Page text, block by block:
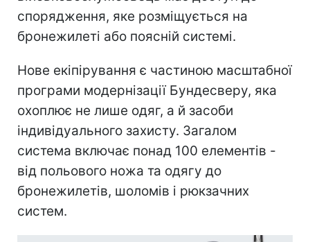
спорядження, яке розміщується на
бронежилеті або поясній системі.
Нове екіпірування є частиною масштабної
програми модернізації Бундесверу, яка
охоплює не лише одяг, а й засоби
індивідуального захисту. Загалом
система включає понад 100 елементів -
від польового ножа та одягу до
бронежилетів, шоломів і рюкзачних
систем.